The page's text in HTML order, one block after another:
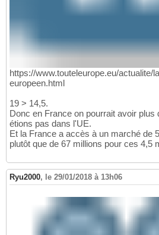
https://www.touteleurope.eu/actualite/
europeen.html
19 > 14,5.
Donc en France on pourrait avoir plus
étions pas dans l'UE.
Et la France a accès à un marché de
plutôt que de 67 millions pour ces 4,5
Ryu2000, le 29/01/2018 à 13h06